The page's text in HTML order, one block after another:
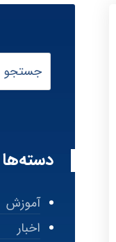
دسته‌ها
آموزش
اخبار